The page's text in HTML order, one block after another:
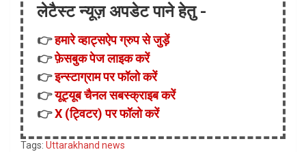
लेटैस्ट न्यूज़ अपडेट पाने हेतु -
👉हमारे व्हाट्सऐप ग्रुप से जुड़ें
👉फ़ेसबुक पेज लाइक करें
👉इन्स्टाग्राम पर फॉलो करें
👉यूट्यूब चैनल सबस्क्राइब करें
👉X (ट्विटर) पर फॉलो करें
Tags: Uttarakhand news